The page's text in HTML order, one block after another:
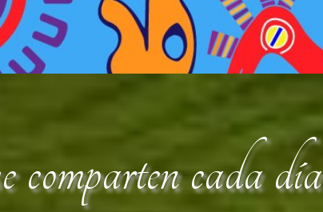
comparten cada día